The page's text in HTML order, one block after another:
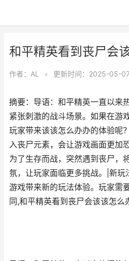
和平精英看到丧尸会
作者： AL • 更新时间：2025-05-07
摘要：导语：和平精英一直以来
紧张刺激的战斗场景。如果在游
玩家带来该该怎么办办的体验呢
入丧尸元素，会让游戏画面更加
为了生存而战，突然遇到丧尸，
氛，让玩家面临更多挑战。|新
游戏带来新的玩法体验。玩家需
同,和平精英看到丧尸会该该怎么